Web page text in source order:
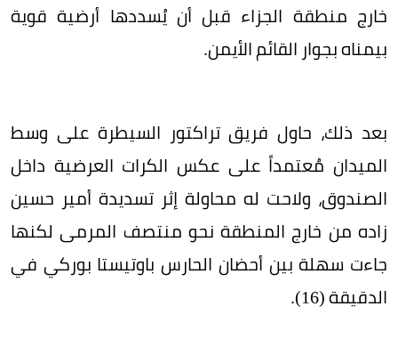
خارج منطقة الجزاء قبل أن يُسددها أرضية قوية
بيمناه بجوار القائم الأيمن.
بعد ذلك، حاول فريق تراكتور السيطرة على وسط
الميدان مُعتمداً على عكس الكرات العرضية داخل
الصندوق، ولاحت له محاولة إثر تسديدة أمير حسين
زاده من خارج المنطقة نحو منتصف المرمى لكنها
جاءت سهلة بين أحضان الحارس باوتيستا بوركي في
الدقيقة (16).